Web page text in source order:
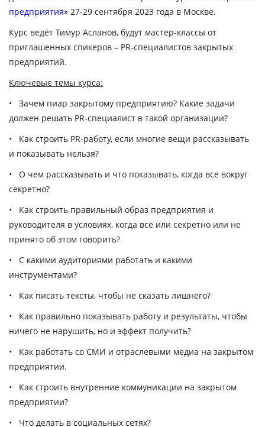
предприятия» 27-29 сентября 2023 года в Москве.
Курс ведёт Тимур Асланов, будут мастер-классы от
приглашенных спикеров – PR-специалистов закрытых
предприятий.
Ключевые темы курса:
• Зачем пиар закрытому предприятию? Какие задачи
должен решать PR-специалист в такой организации?
• Как строить PR-работу, если многие вещи рассказывать
и показывать нельзя?
• О чем рассказывать и что показывать, когда все вокруг
секретно?
• Как строить правильный образ предприятия и
руководителя в условиях, когда всё или секретно или не
принято об этом говорить?
• С какими аудиториями работать и какими
инструментами?
• Как писать тексты, чтобы не сказать лишнего?
• Как правильно показывать работу и результаты, чтобы
ничего не нарушить, но и эффект получить?
• Как работать со СМИ и отраслевыми медиа на закрытом
предприятии.
• Как строить внутренние коммуникации на закрытом
предприятии?
• Что делать в социальных сетях?